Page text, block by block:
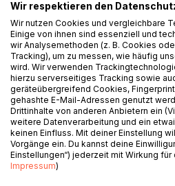
1.Einleitung1
1.1Ausgangslage1
1.2Zielsetzung und
2.Der elektronische
2.1Definition und
2.2Aktuelle Situation
2.3Das Internet7
2.3.1Definition7
2.3.2Entwicklung
Wir respektieren den
Wir nutzen Cookies und vergleichbare
Einige von ihnen sind essenziell und
wir Analysemethoden (z. B. Cookies
Tracking), um zu messen, wie häufig
wird. Wir verwenden
hierzu serverseitiges Tracking sowie
geräteübergreifend Cookies,
gehashte E-Mail-Adressen genutzt
Drittinhalte von anderen Anbietern ein
weitere Datenverarbeitung und ein
keinen Einfluss. Mit deiner Einstellung
Vorgänge ein. Du kannst deine
Einstellungen“) jederzeit mit Wirkung
Impressum)